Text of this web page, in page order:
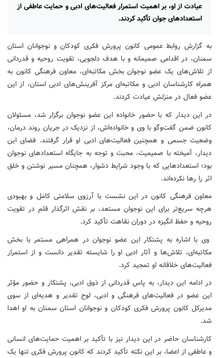
عیادت از او، بر اهمیت استمرار فعالیت‌های ادبی و حمایت عاطفی از
استعدادهای جوان تأکید کردند.
به گزارش روابط عمومی کانون پرورش فکری کودکان و نوجوانان استان
سمنان، در اقدامی صمیمانه و با هدف دلجویی، تقویت روحیه و قدردانی
از تلاش‌های یک عضو نوجوان بخش مکاتبه‌ای، معاون فرهنگی کانون به
همراه کارشناسان ادبی و مکاتبه‌ای مرکز آفرینش‌های ادبی استان، از این
عضو فعال در منزلش عیادت کردند.
در این دیدار که با حضور خانواده این عضو نوجوان برگزار شد، مسئولان
کانون ضمن گفت‌وگو با وی و خانواده‌اش، از نزدیک در جریان روند درمان،
وضعیت جسمی و همچنین فعالیت‌های ادبی او قرار گرفتند. فضای این
دیدار، آمیخته با صمیمیت، محبت و توجه به جایگاه استعدادهای نوجوان
بود؛ استعدادهایی که با وجود شرایط دشوار، همچنان مسیر نوشتن و خلق
اثر را رها نکرده‌اند.
معاون فرهنگی کانون در این نشست با آرزوی سلامتی کامل و بهبودی
هرچه سریع‌تر برای این نوجوان مستعد، بر نقش اثرگذار قلم در تقویت
روحیه و حفظ انگیزه در دوران نقاهت تأکید کرد.
وی با اشاره به پشتکار این عضو نوجوان در همراهی مستمر با بخش
مکاتبه‌ای، تلاش‌ها و آثار ادبی او را شایسته تقدیر دانست و از استمرار
فعالیت‌های خلاقانه او تمجید کرد.
در ادامه این دیدار، به پاس قدردانی از ذوق ادبی، پشتکار و حضور مؤثر
این عضو در فعالیت‌های فرهنگی و ادبی، لوح تقدیر و هدیه‌ای از سوی
مدیرکل کانون پرورش فکری کودکان و نوجوانان استان سمنان به او اهدا
شد.
کارشناسان حاضر در این دیدار نیز با تأکید بر اهمیت حمایت‌های انسانی
و عاطفی از اعضا، بر این نکته تأکید کردند که کانون پرورش فکری تنها یک